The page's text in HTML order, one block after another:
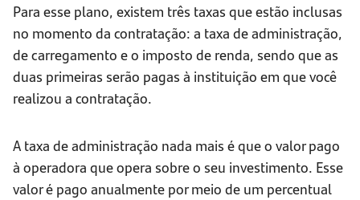
Para esse plano, existem três taxas que estão inclusas
no momento da contratação: a taxa de administração,
de carregamento e o imposto de renda, sendo que as
duas primeiras serão pagas à instituição em que você
realizou a contratação.
A taxa de administração nada mais é que o valor pago
à operadora que opera sobre o seu investimento. Esse
valor é pago anualmente por meio de um percentual